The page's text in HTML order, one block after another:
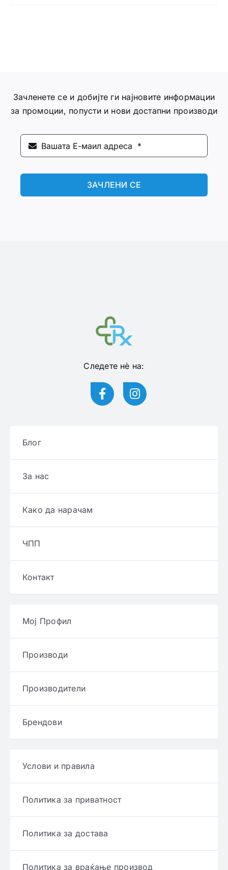
Зачленете се и добијте ги најновите информации
за промоции, попусти и нови достапни производи
ЗАЧЛЕНИ СЕ
Следете нѐ на:
Блог
За нас
Како да нарачам
ЧПП
Контакт
Мој Профил
Производи
Производители
Брендови
Услови и правила
Политика за приватност
Политика за достава
Политика за враќање производ